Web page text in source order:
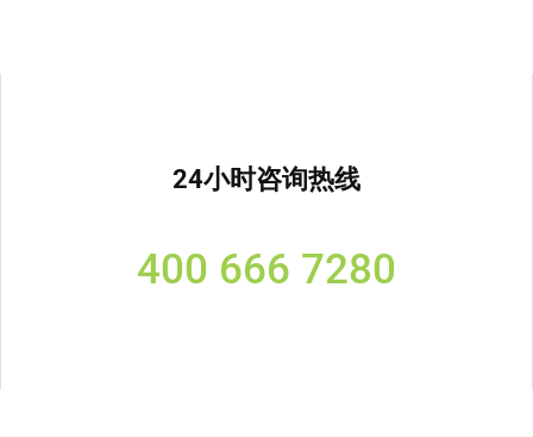
24小时咨询热线
400 666 7280